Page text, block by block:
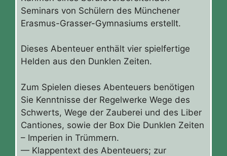
Seminars von Schülern des Münchener
Erasmus-Grasser-Gymnasiums erstellt.
Dieses Abenteuer enthält vier spielfertige
Helden aus den Dunklen Zeiten.
Zum Spielen dieses Abenteuers benötigen
Sie Kenntnisse der Regelwerke Wege des
Schwerts, Wege der Zauberei und des Liber
Cantiones, sowie der Box Die Dunklen Zeiten
– Imperien in Trümmern.
— Klappentext des Abenteuers; zur